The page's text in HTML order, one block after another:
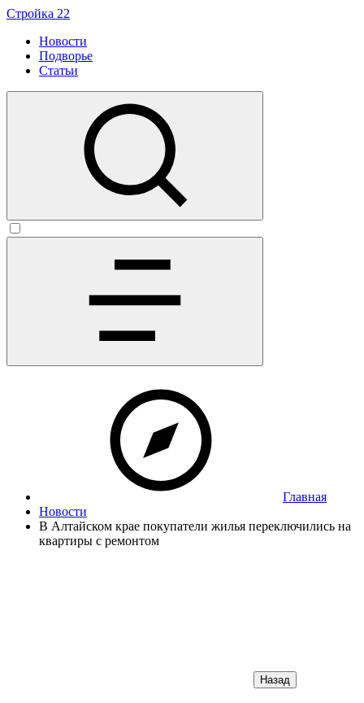
Стройка 22
Новости
Подворье
Статьи
Главная
Новости
В Алтайском крае покупатели жилья переключились на
квартиры с ремонтом
Назад